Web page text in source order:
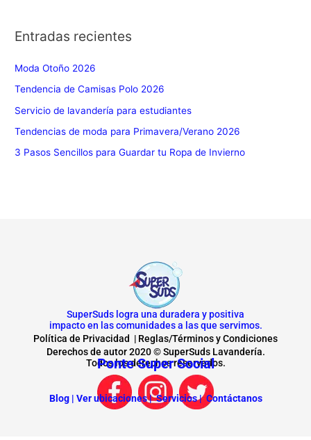
Entradas recientes
Moda Otoño 2026
Tendencia de Camisas Polo 2026
Servicio de lavandería para estudiantes
Tendencias de moda para Primavera/Verano 2026
3 Pasos Sencillos para Guardar tu Ropa de Invierno
SuperSuds logra una duradera y positiva
impacto en las comunidades a las que servimos.
Política de Privacidad | Reglas/Términos y Condiciones
Derechos de autor 2020 © SuperSuds Lavandería.
Todos los derechos reservados.
Ponte Super Social
Blog | Ver ubicaciones |Servicios |Contáctanos